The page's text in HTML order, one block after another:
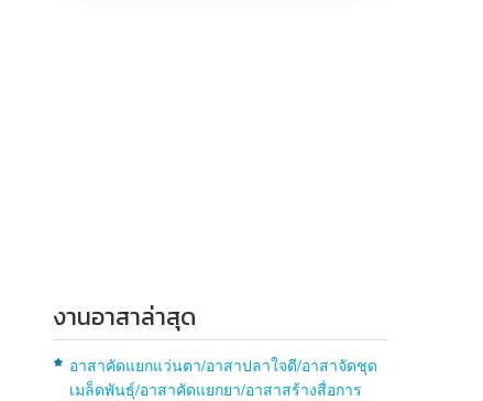
งานอาสาล่าสุด
อาสาคัดแยกแว่นตา/อาสาปลาใจดี/อาสาจัดชุด
เมล็ดพันธุ์/อาสาคัดแยกยา/อาสาสร้างสื่อการ